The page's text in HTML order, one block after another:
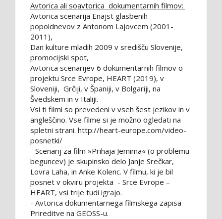
Avtorica ali soavtorica dokumentarnih filmov:
Avtorica scenarija Enajst glasbenih
popoldnevov z Antonom Lajovcem (2001-
2011),
Dan kulture mladih 2009 v središču Slovenije,
promocijski spot,
Avtorica scenarijev 6 dokumentarnih filmov o
projektu Srce Evrope, HEART (2019), v
Sloveniji, Grčiji, v Španiji, v Bolgariji, na
Švedskem in v Italiji.
Vsi ti filmi so prevedeni v vseh šest jezikov in v
angleščino. Vse filme si je možno ogledati na
spletni strani. http://heart-europe.com/video-
posnetki/
- Scenarij za film »Prihaja Jemima« (o problemu
beguncev) je skupinsko delo Janje Srečkar,
Lovra Laha, in Anke Kolenc. V filmu, ki je bil
posnet v okviru projekta - Srce Evrope –
HEART, vsi trije tudi igrajo.
- Avtorica dokumentarnega filmskega zapisa
Prireditve na GEOSS-u.